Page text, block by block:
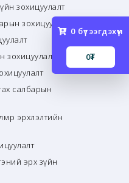
зохицуулалт
зохицуулалт
салбарын
эрхлэлтийн
эрх зүйн
0 бүтээгдэхүүн
0₮